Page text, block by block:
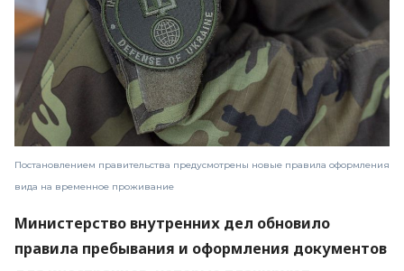
Постановлением правительства предусмотрены новые правила оформления
вида на временное проживание
Министерство внутренних дел обновило
правила пребывания и оформления документов